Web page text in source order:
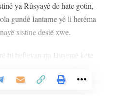
ya Rûsyayê de hate gotin,
gundê Iantarne yê li herêma
xistine destê xwe.
bi hefteyan rja Duşemê kete
Bixwîne